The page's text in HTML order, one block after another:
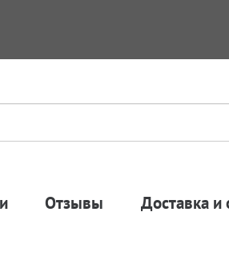
Отзывы Доставка и